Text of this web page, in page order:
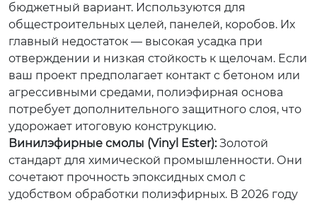
бюджетный вариант. Используются для
общестроительных целей, панелей, коробов. Их
главный недостаток — высокая усадка при
отверждении и низкая стойкость к щелочам. Если
ваш проект предполагает контакт с бетоном или
агрессивными средами, полиэфирная основа
потребует дополнительного защитного слоя, что
удорожает итоговую конструкцию.
Винилэфирные смолы (Vinyl Ester):Золотой
стандарт для химической промышленности. Они
сочетают прочность эпоксидных смол с
удобством обработки полиэфирных. В 2026 году